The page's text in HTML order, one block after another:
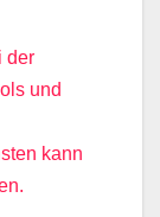
der
und
kann